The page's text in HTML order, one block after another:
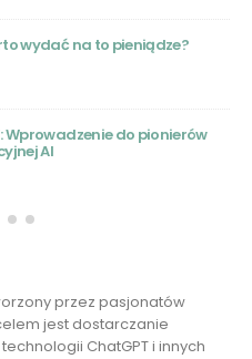
wydać na to pieniądze?
Wprowadzenie do pionierów
AI
przez pasjonatów
jest dostarczanie
ChatGPT i innych